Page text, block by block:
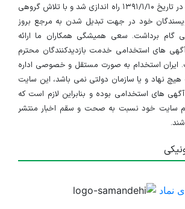
سایت ایران استخدام در تاریخ ۱۳۹۱/۱/۱۰ راه اندازی شد و با تلاش گروهی
خود در جهت تبدیل شدن به مرجع بروز
گام برداشت. سعی همیشگی همکاران ما ارائه
های استخدامی خدمت بازدیدکنندگان محترم
ایران استخدام به صورت مستقل و خصوصی اداره
نهاد و یا سازمان دولتی نمی باشد، این سایت
های استخدامی بوده و بنابراین لازم است که
سایت خود نسبت به صحت و سقم اخبار منتشر